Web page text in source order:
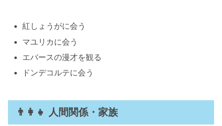
紅しょうがに会う
マユリカに会う
エバースの漫才を観る
ドンデコルテに会う
👨‍👩‍👧 人間関係・家族